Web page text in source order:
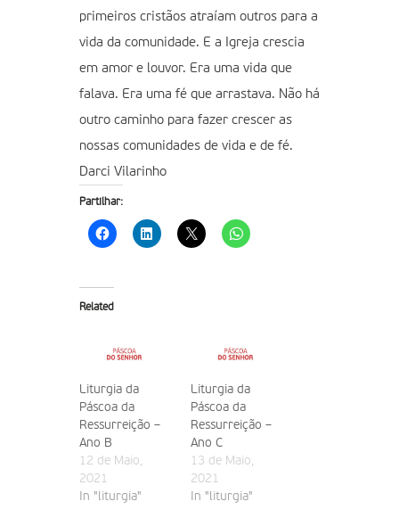
primeiros cristãos atraíam outros para a
vida da comunidade. E a Igreja crescia
em amor e louvor. Era uma vida que
falava. Era uma fé que arrastava. Não há
outro caminho para fazer crescer as
nossas comunidades de vida e de fé.
Darci Vilarinho
Partilhar:
Related
Liturgia da
Páscoa da
Ressurreição –
Ano B
12 de Maio,
2021
In "liturgia"
Liturgia da
Páscoa da
Ressurreição –
Ano C
13 de Maio,
2021
In "liturgia"